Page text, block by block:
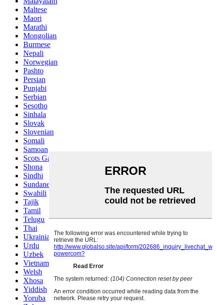
Maltese
Maori
Marathi
Mongolian
Burmese
Nepali
Norwegian
Pashto
Persian
Punjabi
Serbian
Sesotho
Sinhala
Slovak
Slovenian
Somali
Samoan
Scots Gaelic
Shona
Sindhi
Sundanese
Swahili
Tajik
Tamil
Telugu
Thai
Ukrainian
Urdu
Uzbek
Vietnamese
Welsh
Xhosa
Yiddish
Yoruba